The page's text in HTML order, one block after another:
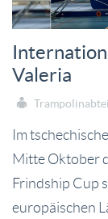
Valeria
Im
Mitte Oktober
Frindship Cup
europäischen